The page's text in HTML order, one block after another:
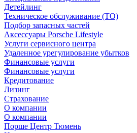
Детейлинг
Техническое обслуживание (ТО)
Подбор запасных частей
Аксессуары Porsche Lifestyle
Услуги сервисного центра
Удаленное урегулирование убытков
Финансовые услуги
Финансовые услуги
Кредитование
Лизинг
Страхование
О компании
О компании
Порше Центр Тюмень